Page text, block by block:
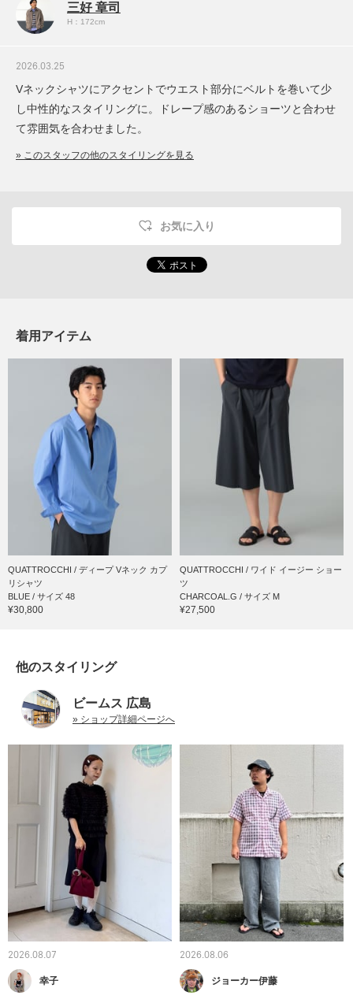
三好 章司
H：172cm
2026.03.25
Vネックシャツにアクセントでウエスト部分にベルトを巻いて少
し中性的なスタイリングに。ドレープ感のあるショーツと合わせ
て雰囲気を合わせました。
» このスタッフの他のスタイリングを見る
お気に入り
着用アイテム
QUATTROCCHI / ディープ Vネック カプ
リシャツ
BLUE / サイズ 48
¥30,800
QUATTROCCHI / ワイド イージー ショー
ツ
CHARCOAL.G / サイズ M
¥27,500
他のスタイリング
ビームス 広島
» ショップ詳細ページへ
2026.08.07
幸子
2026.08.06
ジョーカー伊藤